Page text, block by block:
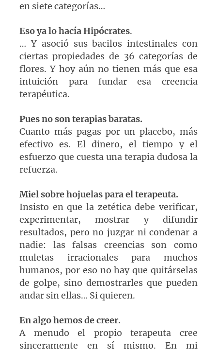
en siete categorías…
Eso ya lo hacía Hipócrates.
… Y asoció sus bacilos intestinales con
ciertas propiedades de 36 categorías de
flores. Y hoy aún no tienen más que esa
intuición para fundar esa creencia
terapéutica.
Pues no son terapias baratas.
Cuanto más pagas por un placebo, más
efectivo es. El dinero, el tiempo y el
esfuerzo que cuesta una terapia dudosa la
refuerza.
Miel sobre hojuelas para el terapeuta.
Insisto en que la zetética debe verificar,
experimentar, mostrar y difundir
resultados, pero no juzgar ni condenar a
nadie: las falsas creencias son como
muletas irracionales para muchos
humanos, por eso no hay que quitárselas
de golpe, sino demostrarles que pueden
andar sin ellas… Si quieren.
En algo hemos de creer.
A menudo el propio terapeuta cree
sinceramente en sí mismo. En mi